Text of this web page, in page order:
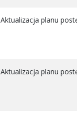
Aktualizacja planu
Aktualizacja planu